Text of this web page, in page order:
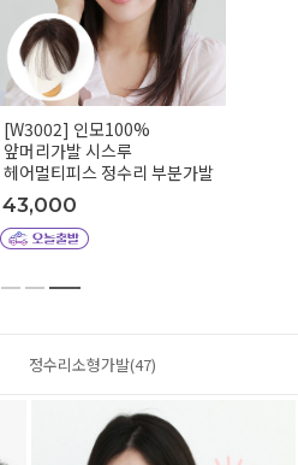
[W3002] 인모100%
앞머리가발 시스루
헤어멀티피스 정수리 부분가발
43,000
정수리소형가발(47)